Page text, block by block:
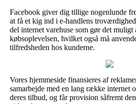
Facebook giver dig tillige nogenlunde
at få et kig ind i e-handlens
del internet varehuse som gør det
købsoplevelsen, hvilket også må
tilfredsheden hos kunderne.
Vores hjemmeside finansieres af
samarbejde med en lang række internet
deres tilbud, og får provision såfremt